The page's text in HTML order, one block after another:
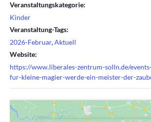
Veranstaltungskategorie:
Kinder
Veranstaltung-Tags:
2026-Februar,Aktuell
Website:
https://www.liberales-zentrum-solln.de/
fur-kleine-magier-werde-ein-meister-der-